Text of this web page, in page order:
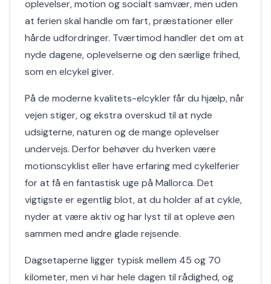
oplevelser, motion og socialt samvær, men uden
at ferien skal handle om fart, præstationer eller
hårde udfordringer. Tværtimod handler det om at
nyde dagene, oplevelserne og den særlige frihed,
som en elcykel giver.
På de moderne kvalitets-elcykler får du hjælp, når
vejen stiger, og ekstra overskud til at nyde
udsigterne, naturen og de mange oplevelser
undervejs. Derfor behøver du hverken være
motionscyklist eller have erfaring med cykelferier
for at få en fantastisk uge på Mallorca. Det
vigtigste er egentlig blot, at du holder af at cykle,
nyder at være aktiv og har lyst til at opleve øen
sammen med andre glade rejsende.
Dagsetaperne ligger typisk mellem 45 og 70
kilometer, men vi har hele dagen til rådighed, og